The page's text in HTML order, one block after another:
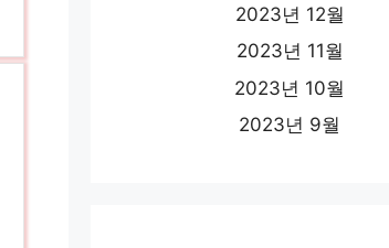
2023년 12월
2023년 11월
2023년 10월
2023년 9월